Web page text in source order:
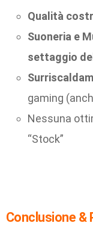
Qualità
Suoneria e
settaggio
gaming
Nessuna
“Stock”
Conclusione &